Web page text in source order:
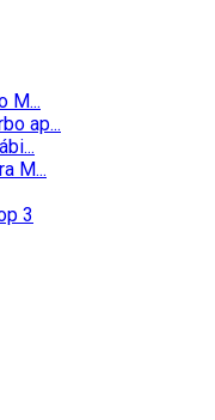
M...
ap...
M...
3